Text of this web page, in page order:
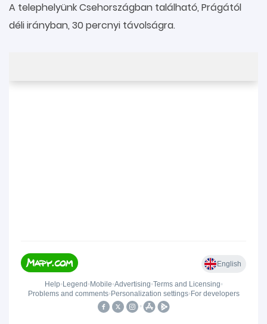
A telephelyünk Csehországban található, Prágától
déli irányban, 30 percnyi távolságra.